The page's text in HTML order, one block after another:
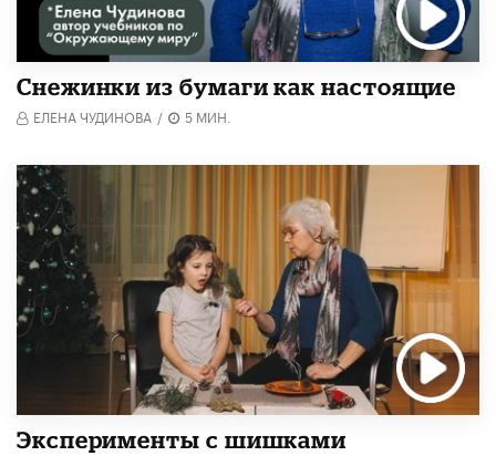
Снежинки из бумаги как настоящие
ЕЛЕНА ЧУДИНОВА / 5 МИН.
Эксперименты с шишками